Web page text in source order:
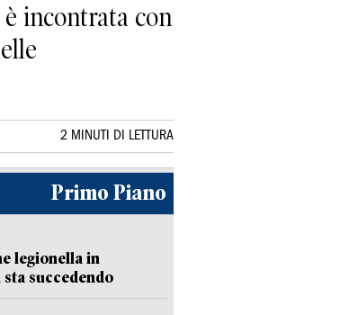
incontrata con
2 MINUTI DI LETTURA
Primo Piano
legionella in
sta succedendo